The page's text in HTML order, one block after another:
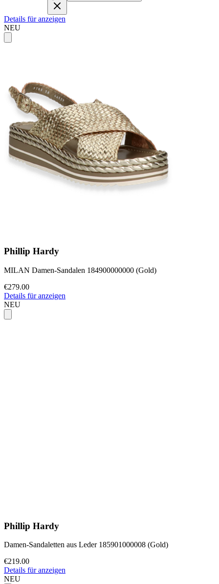
Details für anzeigen
NEU
Phillip Hardy
MILAN Damen-Sandalen 184900000000 (Gold)
€279.00
Details für anzeigen
NEU
Phillip Hardy
Damen-Sandaletten aus Leder 185901000008 (Gold)
€219.00
Details für anzeigen
NEU